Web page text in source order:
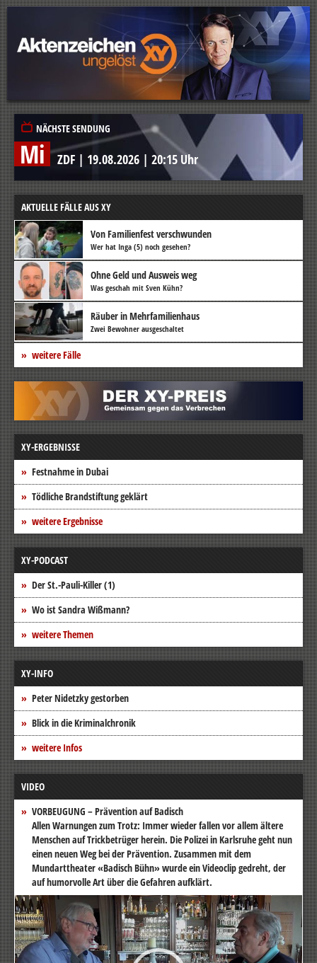
NÄCHSTE SENDUNG
Mi ZDF | 19.08.2026 | 20:15 Uhr
AKTUELLE FÄLLE AUS XY
Von Familienfest verschwunden
Wer hat Inga (5) noch gesehen?
Ohne Geld und Ausweis weg
Was geschah mit Sven Kühn?
Räuber in Mehrfamilienhaus
Zwei Bewohner ausgeschaltet
weitere Fälle
XY-ERGEBNISSE
Festnahme in Dubai
Tödliche Brandstiftung geklärt
weitere Ergebnisse
XY-PODCAST
Der St.-Pauli-Killer (1)
Wo ist Sandra Wißmann?
weitere Themen
XY-INFO
Peter Nidetzky gestorben
Blick in die Kriminalchronik
weitere Infos
VIDEO
VORBEUGUNG – Prävention auf Badisch
Allen Warnungen zum Trotz: Immer wieder fallen vor allem ältere
Menschen auf Trickbetrüger herein. Die Polizei in Karlsruhe geht nun
einen neuen Weg bei der Prävention. Zusammen mit dem
Mundarttheater «Badisch Bühn» wurde ein Videoclip gedreht, der
auf humorvolle Art über die Gefahren aufklärt.
Video-
Player